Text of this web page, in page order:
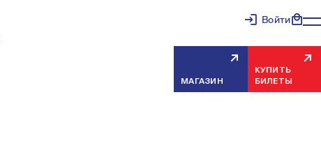
Войти
МАГАЗИН
КУПИТЬ
БИЛЕТЫ